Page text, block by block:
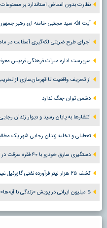
نظارت بدون اغماض استاندارد بر مصنوعات
آیت الله سید مجتبی خامنه ای رهبر
اجرای طرح ضربتی لکه‌گیری آسفالت در
سرپرست اداره میراث فرهنگی فردیس
از تحریف واقعیت تا قهرمان‌سازی از
دشمن توان جنگ ندارد
انتظارها به پایان رسید و دیوار زندان
تعطیلی و تخلیه زندان رجایی شهر یک
دستگیری سارق خودرو با ۴۰ فقره سرقت در کرج
کشف ۲۵ هزار لیتر فرآورده نفتی گازوئیل غیر مجاز در اشتهارد
۵ میلیون ایرانی در پویش «زندگی با آیه‌ها» شرکت کردند